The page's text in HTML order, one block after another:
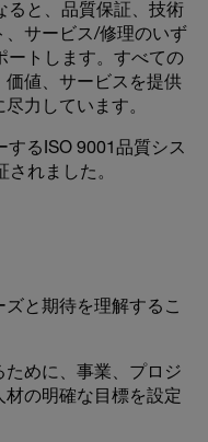
ると、品質保証、技術
、サービス/修理のいず
ートします。すべての
価値、サービスを提供
力しています。
るISO 9001品質シス
れました。
と期待を理解するこ
めに、事業、プロジ
の明確な目標を設定